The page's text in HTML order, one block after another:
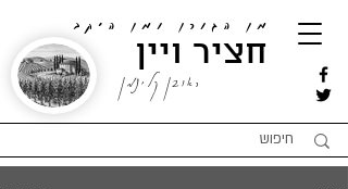
מן הגורן ומן היקב
חציר ויין
ראובן קלינמן